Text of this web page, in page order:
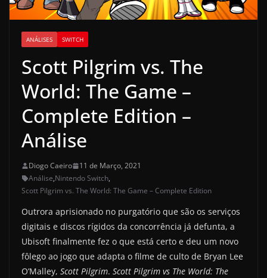
ANÁLISES SWITCH
Scott Pilgrim vs. The
World: The Game –
Complete Edition –
Análise
Diogo Caeiro
11 de Março, 2021
Análise,Nintendo Switch,
Scott Pilgrim vs. The World: The Game – Complete Edition
Outrora aprisionado no purgatório que são os serviços
digitais e discos rígidos da concorrência já defunta, a
Ubisoft finalmente fez o que está certo e deu um novo
fôlego ao jogo que adapta o filme de culto de Bryan Lee
O’Malley, Scott Pilgrim. Scott Pilgrim vs The World: The